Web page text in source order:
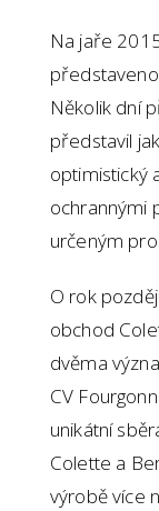
Na jaře
Několik dní
představil
optimistický
ochrannými
určeným
O rok
obchod
dvěma
CV
unikátní
Colette a
výrobě více